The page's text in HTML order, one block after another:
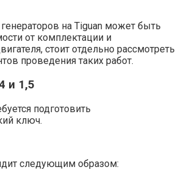
на Tiguan может быть
от комплектации и
стоит отдельно рассмотреть
проведения таких работ.
и 1,5
подготовить
ключ.
следующим образом: